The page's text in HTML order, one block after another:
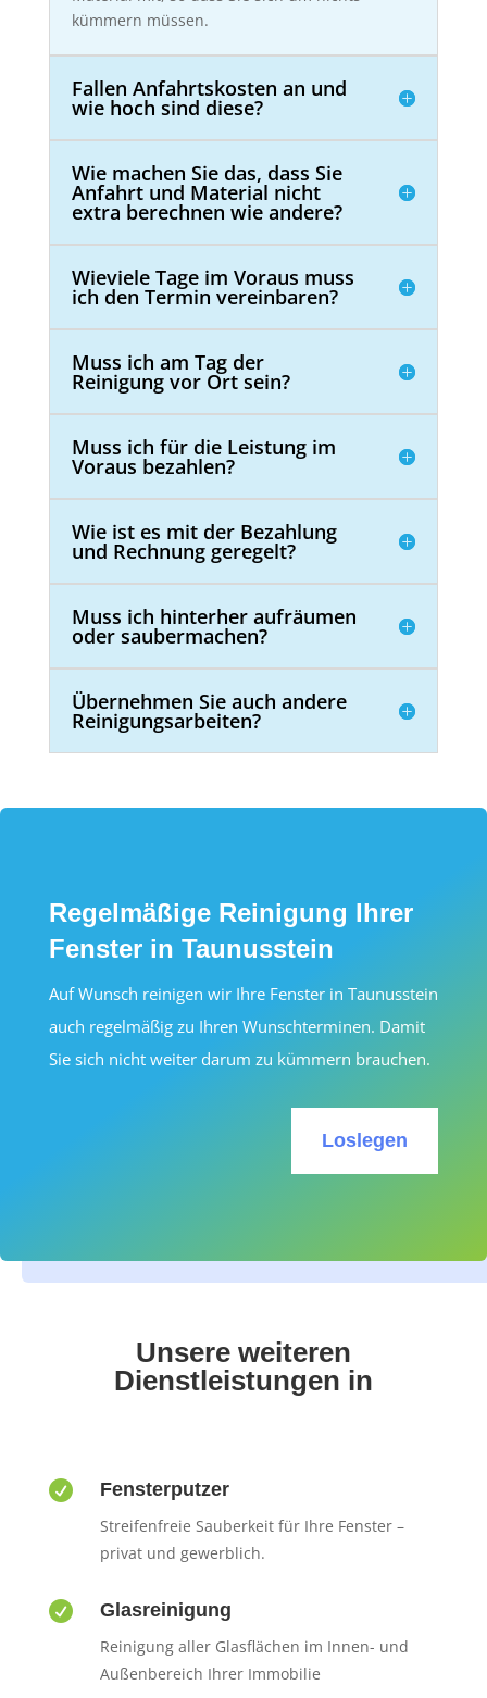
kümmern müssen.
Fallen Anfahrtskosten an und
wie hoch sind diese?
Wie machen Sie das, dass Sie
Anfahrt und Material nicht
extra berechnen wie andere?
Wieviele Tage im Voraus muss
ich den Termin vereinbaren?
Muss ich am Tag der
Reinigung vor Ort sein?
Muss ich für die Leistung im
Voraus bezahlen?
Wie ist es mit der Bezahlung
und Rechnung geregelt?
Muss ich hinterher aufräumen
oder saubermachen?
Übernehmen Sie auch andere
Reinigungsarbeiten?
Regelmäßige Reinigung Ihrer
Fenster in Taunusstein
Auf Wunsch reinigen wir Ihre Fenster in Taunusstein
auch regelmäßig zu Ihren Wunschterminen. Damit
Sie sich nicht weiter darum zu kümmern brauchen.
Loslegen
Unsere weiteren
Dienstleistungen in
 Fensterputzer
Streifenfreie Sauberkeit für Ihre Fenster –
privat und gewerblich.
 Glasreinigung
Reinigung aller Glasflächen im Innen- und
Außenbereich Ihrer Immobilie